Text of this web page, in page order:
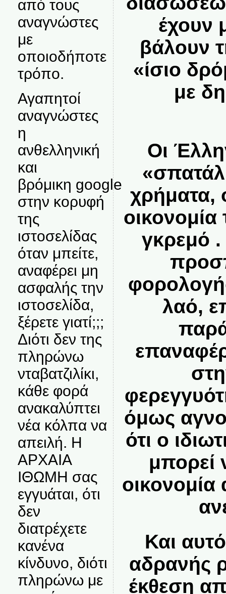
από τους
αναγνώστες
με
οποιοδήποτε
τρόπο.
Αγαπητοί
αναγνώστες
η
ανθελληνική
και
βρόμικη google
στην κορυφή
της
ιστοσελίδας
όταν μπείτε,
αναφέρει μη
ασφαλής την
ιστοσελίδα,
ξέρετε γιατί;;;
Διότι δεν της
πληρώνω
νταβατζιλίκι,
κάθε φορά
ανακαλύπτει
νέα κόλπα να
απειλή. Η
ΑΡΧΑΙΑ
ΙΘΩΜΗ σας
εγγυάται, ότι
δεν
διατρέχετε
κανένα
κίνδυνο, διότι
πληρώνω με
έχουν
βάλουν
«ίσιο
με
Οι
χρήματα,
γκρεμό .
λαό,
όμως
ότι ο
μπορεί
Και
αδρανής
έκθεση